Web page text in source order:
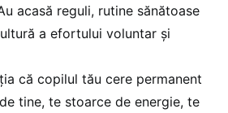
acasă reguli, rutine sănătoase
a efortului voluntar și
că copilul tău cere permanent
tine, te stoarce de energie, te